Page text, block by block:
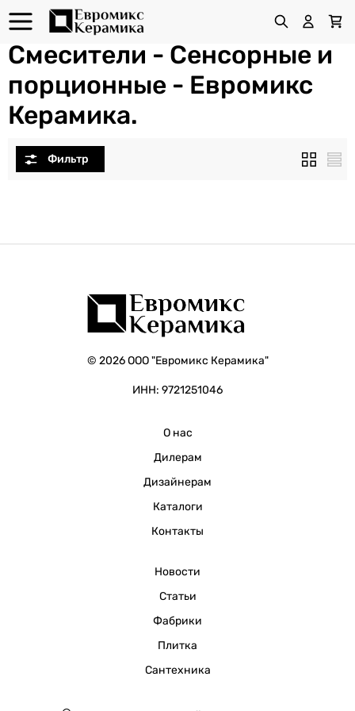
Смесители - Сенсорные и
порционные - Евромикс
Керамика.
© 2026 ООО "Евромикс Керамика"
ИНН: 9721251046
О нас
Дилерам
Дизайнерам
Каталоги
Контакты
Новости
Статьи
Фабрики
Плитка
Сантехника